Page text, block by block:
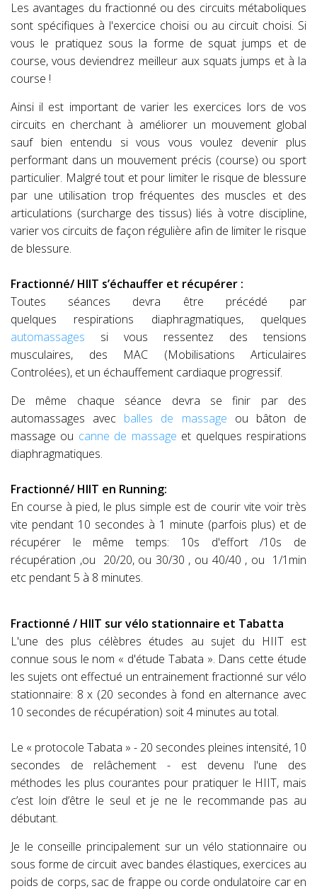
Les avantages du fractionné ou des circuits métaboliques
sont spécifiques à l'exercice choisi ou au circuit choisi. Si
vous le pratiquez sous la forme de squat jumps et de
course, vous deviendrez meilleur aux squats jumps et à la
course !
Ainsi il est important de varier les exercices lors de vos
circuits en cherchant à améliorer un mouvement global
sauf bien entendu si vous vous voulez devenir plus
performant dans un mouvement précis (course) ou sport
particulier. Malgré tout et pour limiter le risque de blessure
par une utilisation trop fréquentes des muscles et des
articulations (surcharge des tissus) liés à votre discipline,
varier vos circuits de façon régulière afin de limiter le risque
de blessure.
Fractionné/ HIIT s’échauffer et récupérer :
Toutes séances devra être précédé par
quelques respirations diaphragmatiques, quelques
automassages si vous ressentez des tensions
musculaires, des MAC (Mobilisations Articulaires
Controlées), et un échauffement cardiaque progressif.
De même chaque séance devra se finir par des
automassages avec balles de massage ou bâton de
massage ou canne de massage et quelques respirations
diaphragmatiques.
Fractionné/ HIIT en Running:
En course à pied, le plus simple est de courir vite voir très
vite pendant 10 secondes à 1 minute (parfois plus) et de
récupérer le même temps: 10s d'effort /10s de
récupération ,ou 20/20, ou 30/30 , ou 40/40 , ou 1/1min
etc pendant 5 à 8 minutes.
Fractionné / HIIT sur vélo stationnaire et Tabatta
L'une des plus célèbres études au sujet du HIIT est
connue sous le nom « d'étude Tabata ». Dans cette étude
les sujets ont effectué un entrainement fractionné sur vélo
stationnaire: 8 x (20 secondes à fond en alternance avec
10 secondes de récupération) soit 4 minutes au total.
Le « protocole Tabata » - 20 secondes pleines intensité, 10
secondes de relâchement - est devenu l'une des
méthodes les plus courantes pour pratiquer le HIIT, mais
c’est loin d’être le seul et je ne le recommande pas au
débutant.
Je le conseille principalement sur un vélo stationnaire ou
sous forme de circuit avec bandes élastiques, exercices au
poids de corps, sac de frappe ou corde ondulatoire car en